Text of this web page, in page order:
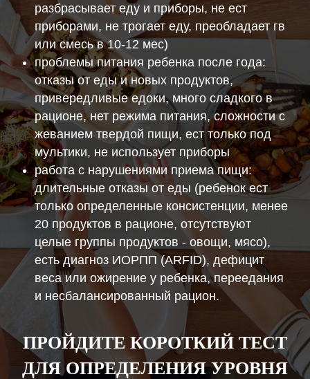
разбрасывает еду и приборы, не ест
приборами, не трогает еду, преобладает гв
или смесь в 10-12 мес)
проблемы питания ребенка после года:
отказы от еды и новых продуктов,
привередливые едоки, много сладкого в
рационе, нет режима питания, сложности с
жеванием твердой пищи, ест только под
мультики, не использует приборы
работа с нарушениями приема пищи:
длительные отказы от еды (ребенок ест
только определенные консистенции, менее
20 продуктов в рационе, отсутствуют
целые группы продуктов - овощи, мясо),
есть диагноз ИОРПП (ARFID), дефицит
веса или ожирение у ребенка, переедания
и несбалансированный рацион.
ПРОЙДИТЕ КОРОТКИЙ ТЕСТ
ДЛЯ ОПРЕДЕЛЕНИЯ УРОВНЯ